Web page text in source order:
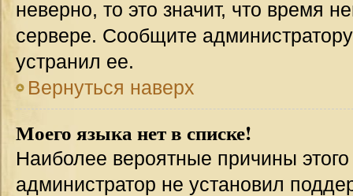
неверно, то это значит, что время
сервере. Сообщите
устранил ее.
Вернуться наверх
Моего языка нет в списке!
Наиболее вероятные причины этого
администратор не установил